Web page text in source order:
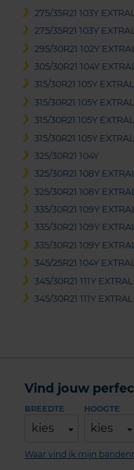
275/35R21 103Y
275/35R21 103Y
295/30R21 102Y
305/30R21 104Y
315/30R21 105Y
315/30R21 105Y
315/30R21 105Y
315/30R21 105Y
325/30R21 104Y
325/30R21 108Y
325/30R21 108Y
335/30R21 109Y
335/30R21 109Y
335/30R21 109Y
345/25R21 104Y
345/30R21 111Y
345/30R21 111Y
Vind jouw
BREEDTE
kies
HOOGTE
kies
Waar vind ik mijn